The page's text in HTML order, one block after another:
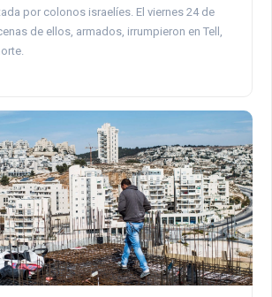
por colonos israelíes. El viernes 24 de
de ellos, armados, irrumpieron en Tell,